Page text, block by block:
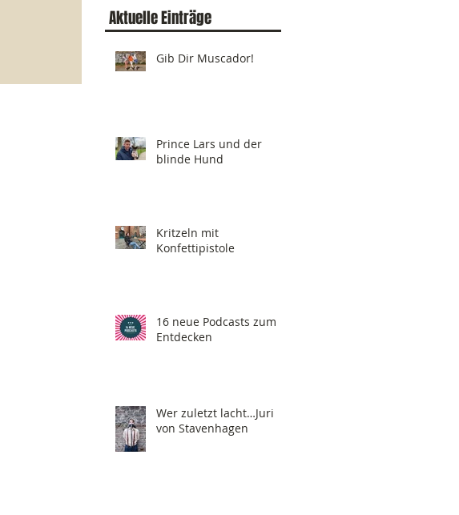
Aktuelle Einträge
Gib Dir Muscador!
Prince Lars und der
blinde Hund
Kritzeln mit
Konfettipistole
16 neue Podcasts zum
Entdecken
Wer zuletzt lacht…Juri
von Stavenhagen